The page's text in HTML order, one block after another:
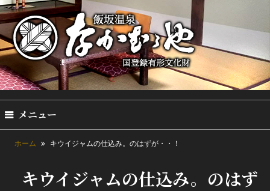
メニュー
ホーム キウイジャムの仕込み。のはずが・・！
キウイジャムの仕込み。のはず